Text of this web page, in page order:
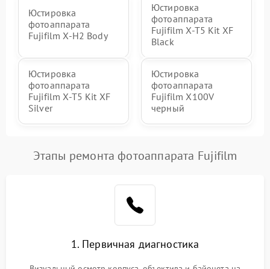
Юстировка
фотоаппарата
Fujifilm X-H2 Body
Юстировка
фотоаппарата
Fujifilm X-T5 Kit XF
Black
Юстировка
фотоаппарата
Fujifilm X-T5 Kit XF
Silver
Юстировка
фотоаппарата
Fujifilm X100V
черный
Этапы ремонта фотоаппарата Fujifilm
1. Первичная диагностика